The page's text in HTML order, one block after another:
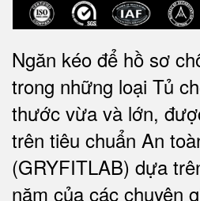
Ngăn kéo để hồ sơ
trong những loại Tủ
thước vừa và lớn,
trên tiêu chuẩn An
(GRYFITLAB) dựa
năm của các chuyên